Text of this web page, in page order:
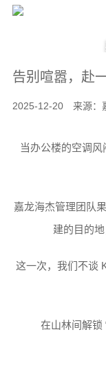
告别喧嚣，赴
2025-12-20 来源：
当办公楼的空调
嘉龙海杰管理团队
建的目的地
这一次，我们不谈
在山林间解锁